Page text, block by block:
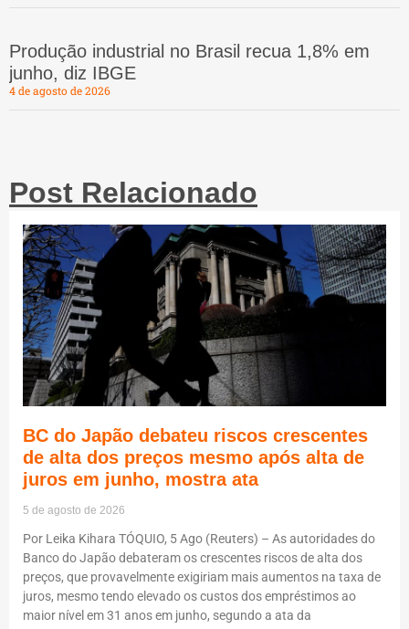
Produção industrial no Brasil recua 1,8% em
junho, diz IBGE
4 de agosto de 2026
Post Relacionado
BC do Japão debateu riscos crescentes
de alta dos preços mesmo após alta de
juros em junho, mostra ata
5 de agosto de 2026
Por Leika Kihara TÓQUIO, 5 Ago (Reuters) – As autoridades do
Banco do Japão debateram os crescentes riscos de alta dos
preços, que provavelmente exigiriam mais aumentos na taxa de
juros, mesmo tendo elevado os custos dos empréstimos ao
maior nível em 31 anos em junho, segundo a ata da